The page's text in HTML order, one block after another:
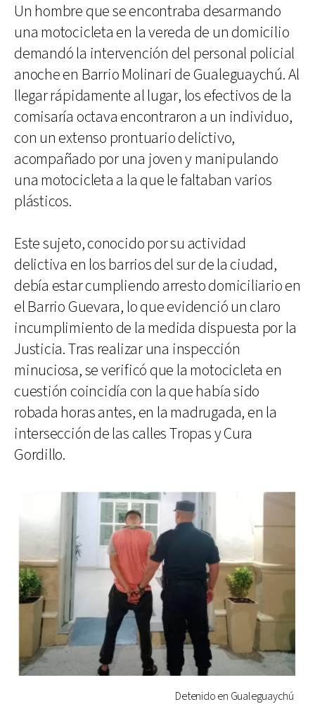
Un hombre que se encontraba desarmando
una motocicleta en la vereda de un domicilio
demandó la intervención del personal policial
anoche en Barrio Molinari de Gualeguaychú. Al
llegar rápidamente al lugar, los efectivos de la
comisaría octava encontraron a un individuo,
con un extenso prontuario delictivo,
acompañado por una joven y manipulando
una motocicleta a la que le faltaban varios
plásticos.
Este sujeto, conocido por su actividad
delictiva en los barrios del sur de la ciudad,
debía estar cumpliendo arresto domiciliario en
el Barrio Guevara, lo que evidenció un claro
incumplimiento de la medida dispuesta por la
Justicia. Tras realizar una inspección
minuciosa, se verificó que la motocicleta en
cuestión coincidía con la que había sido
robada horas antes, en la madrugada, en la
intersección de las calles Tropas y Cura
Gordillo.
Detenido en Gualeguaychú